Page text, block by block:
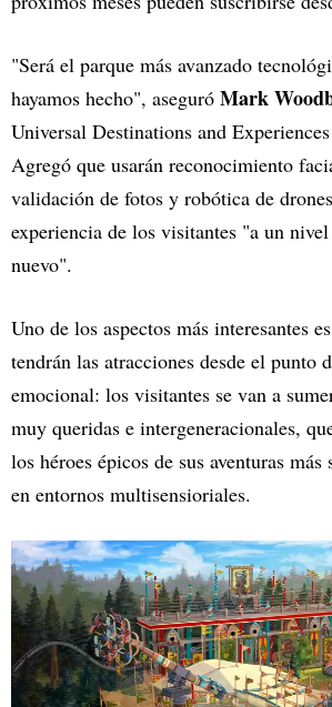
"Será el parque más avanzado
hayamos hecho", aseguró Mark
Universal Destinations and
Agregó que usarán reconocimiento
validación de fotos y robótica de
experiencia de los visitantes "a un
nuevo".
Uno de los aspectos más interesantes
tendrán las atracciones desde el punto
emocional: los visitantes se van a
muy queridas e intergeneracionales,
los héroes épicos de sus aventuras más
en entornos multisensioriales.